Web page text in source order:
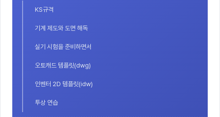
KS규격
기계 제도와 도면 해독
실기 시험을 준비하면서
오토캐드 템플릿(dwg)
인벤터 2D 템플릿(idw)
투상 연습